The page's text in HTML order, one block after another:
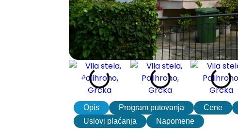
Opis Program putovanja Cene
Uslovi plaćanja
Napomene